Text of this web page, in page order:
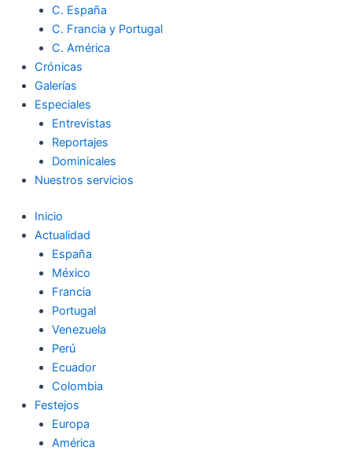
C. España
C. Francia y Portugal
C. América
Crónicas
Galerías
Especiales
Entrevistas
Reportajes
Dominicales
Nuestros servicios
Inicio
Actualidad
España
México
Francia
Portugal
Venezuela
Perú
Ecuador
Colombia
Festejos
Europa
América